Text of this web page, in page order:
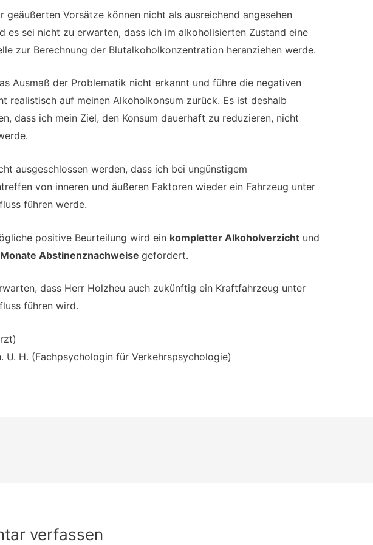
geäußerten Vorsätze können nicht als ausreichend angesehen
es sei nicht zu erwarten, dass ich im alkoholisierten Zustand eine
zur Berechnung der Blutalkoholkonzentration heranziehen werde.
Ausmaß der Problematik nicht erkannt und führe die negativen
realistisch auf meinen Alkoholkonsum zurück. Es ist deshalb
dass ich mein Ziel, den Konsum dauerhaft zu reduzieren, nicht
ausgeschlossen werden, dass ich bei ungünstigem
von inneren und äußeren Faktoren wieder ein Fahrzeug unter
führen werde.
positive Beurteilung wird ein kompletter Alkoholverzichtund
Abstinenznachweise gefordert.
dass Herr Holzheu auch zukünftig ein Kraftfahrzeug unter
führen wird.
U. H. (Fachpsychologin für Verkehrspsychologie)
verfassen